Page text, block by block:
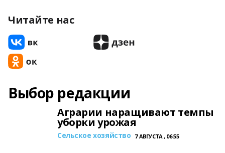
Читайте нас
Выбор редакции
Аграрии наращивают темпы
уборки урожая
Сельское хозяйство 7 АВГУСТА , 06:55